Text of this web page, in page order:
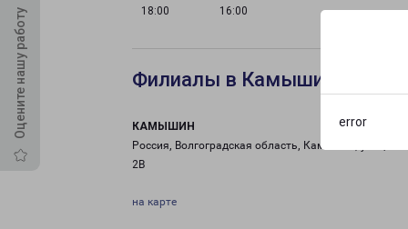
error
Оцените нашу работу
18:00
16:00
Филиалы в Камышине
КАМЫШИН
Россия, Волгоградская область, Камышин, улица
2В
на карте